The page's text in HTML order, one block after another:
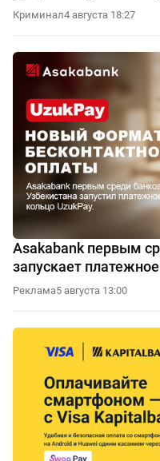
Криминал4 августа 18:27
Asakabank первым
запускает
Реклама5 августа 13:00